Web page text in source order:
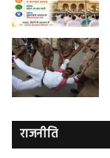
राजनीति